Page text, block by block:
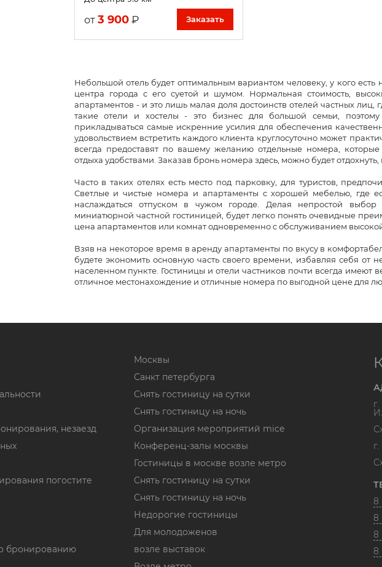
от 3 900 ₽ Заказать
Небольшой отель будет оптимальным вариантом человеку, у кого есть
центра города с его суетой и шумом. Нормальная стоимость,
апартаментов - и это лишь малая доля достоинств отелей частных лиц,
такие отели и хостелы - это бизнес для большой семьи,
прикладываться самые искренние усилия для обеспечения
удовольствием встретить каждого клиента круглосуточно может
всегда предоставят по вашему желанию отдельные номера,
отдыха удобствами. Заказав бронь номера здесь, можно будет
Часто в таких отелях есть место под парковку, для туристов,
Светлые и чистые номера и апартаменты с хорошей мебелью, где
наслаждаться отпуском в чужом городе. Делая непростой
миниатюрной частной гостиницей, будет легко понять очевидные
цена апартаментов или комнат одновременно с обслуживанием
Взяв на некоторое время в аренду апартаменты по вкусу в
будете экономить основную часть своего времени, избавляя себя от
населенном пункте. Гостиницы и отели частников почти всегда имеют
отличное местонахождение и отличные номера по выгодной цене для
незаезд
погостите
бронированию
Москвы
Санкт петербурга
Снять гостиницу на сутки
Снять гостиницу на ночь
Организация мероприятий mice
Конференц-залы москвы
Гостиницы в москве возле метро
Снять гостиницу на сутки
Снять гостиницу на ночь
Недорогие гостиницы
Для молодоженов
возле выставок
8
8
8
8